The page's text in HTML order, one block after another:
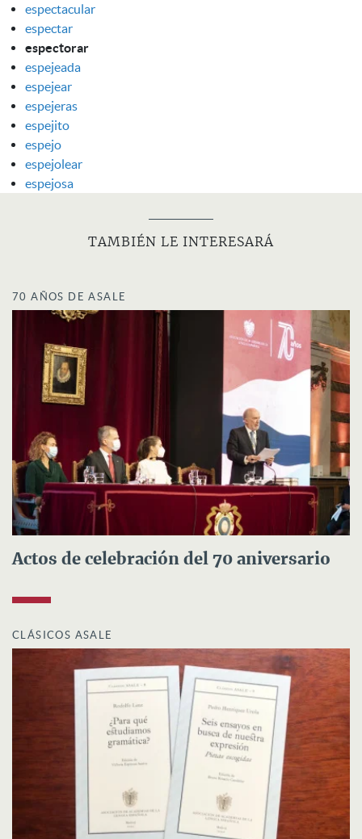
espectacular
espectar
espectorar
espejeada
espejear
espejeras
espejito
espejo
espejolear
espejosa
TAMBIÉN LE INTERESARÁ
70 AÑOS DE ASALE
Actos de celebración del 70 aniversario
CLÁSICOS ASALE